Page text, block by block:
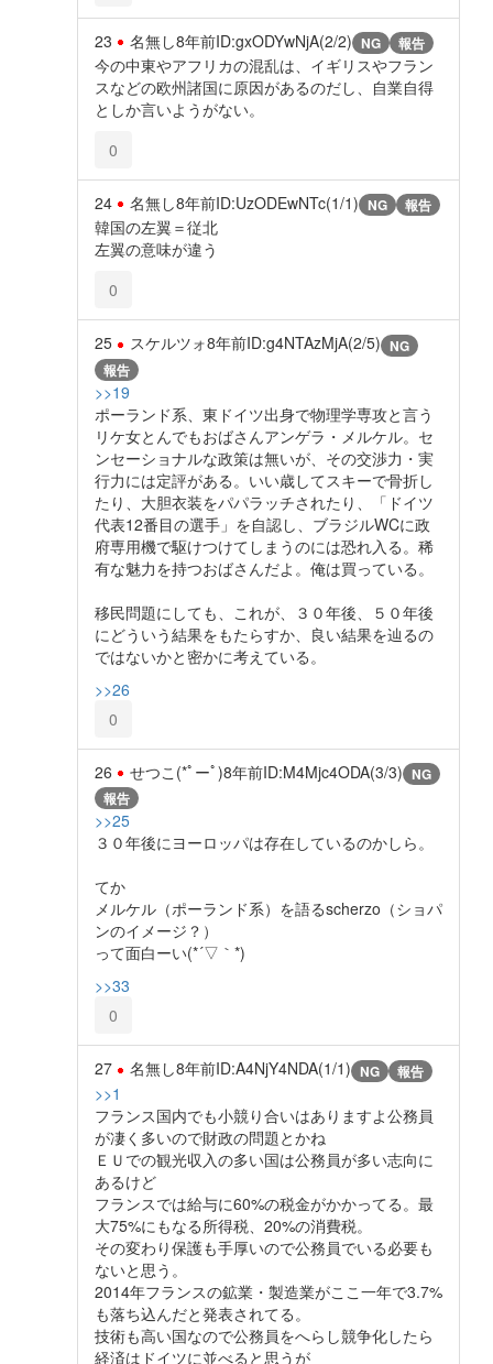
23 名無し8年前ID:gxODYwNjA(2/2) NG 報告
今の中東やアフリカの混乱は、イギリスやフラン
スなどの欧州諸国に原因があるのだし、自業自得
としか言いようがない。
0
24 名無し8年前ID:UzODEwNTc(1/1) NG 報告
韓国の左翼＝従北
左翼の意味が違う
0
25 スケルツォ8年前ID:g4NTAzMjA(2/5) NG
報告
>>19
ポーランド系、東ドイツ出身で物理学専攻と言う
リケ女とんでもおばさんアンゲラ・メルケル。セ
ンセーショナルな政策は無いが、その交渉力・実
行力には定評がある。いい歳してスキーで骨折し
たり、大胆衣装をパパラッチされたり、「ドイツ
代表12番目の選手」を自認し、ブラジルWCに政
府専用機で駆けつけてしまうのには恐れ入る。稀
有な魅力を持つおばさんだよ。俺は買っている。
移民問題にしても、これが、３０年後、５０年後
にどういう結果をもたらすか、良い結果を辿るの
ではないかと密かに考えている。
>>26
0
26 せつこ(*ﾟーﾟ)8年前ID:M4Mjc4ODA(3/3) NG
報告
>>25
３０年後にヨーロッパは存在しているのかしら。
てか
メルケル（ポーランド系）を語るscherzo（ショパ
ンのイメージ？）
って面白ーい(*´▽｀*)
>>33
0
27 名無し8年前ID:A4NjY4NDA(1/1) NG 報告
>>1
フランス国内でも小競り合いはありますよ公務員
が凄く多いので財政の問題とかね
ＥＵでの観光収入の多い国は公務員が多い志向に
あるけど
フランスでは給与に60%の税金がかかってる。最
大75%にもなる所得税、20%の消費税。
その変わり保護も手厚いので公務員でいる必要も
ないと思う。
2014年フランスの鉱業・製造業がここ一年で3.7%
も落ち込んだと発表されてる。
技術も高い国なので公務員をへらし競争化したら
経済はドイツに並べると思うが